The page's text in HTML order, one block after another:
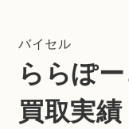
バイセル
ららぽ
買取実績